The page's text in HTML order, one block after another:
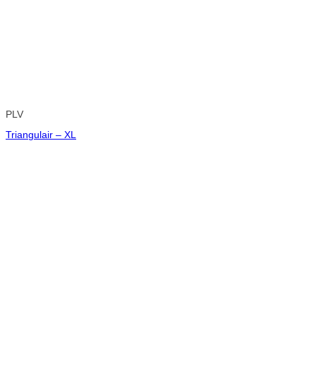
PLV
Triangulair – XL